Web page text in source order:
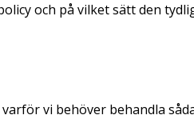
och på vilket sätt den
vi behöver behandla